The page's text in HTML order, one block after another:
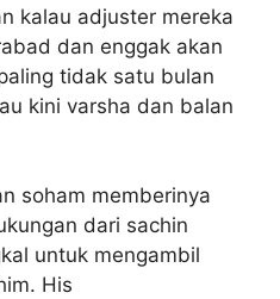
kalau adjuster mereka
dan enggak akan
tidak satu bulan
kini varsha dan balan
soham memberinya
dari sachin
untuk mengambil
His